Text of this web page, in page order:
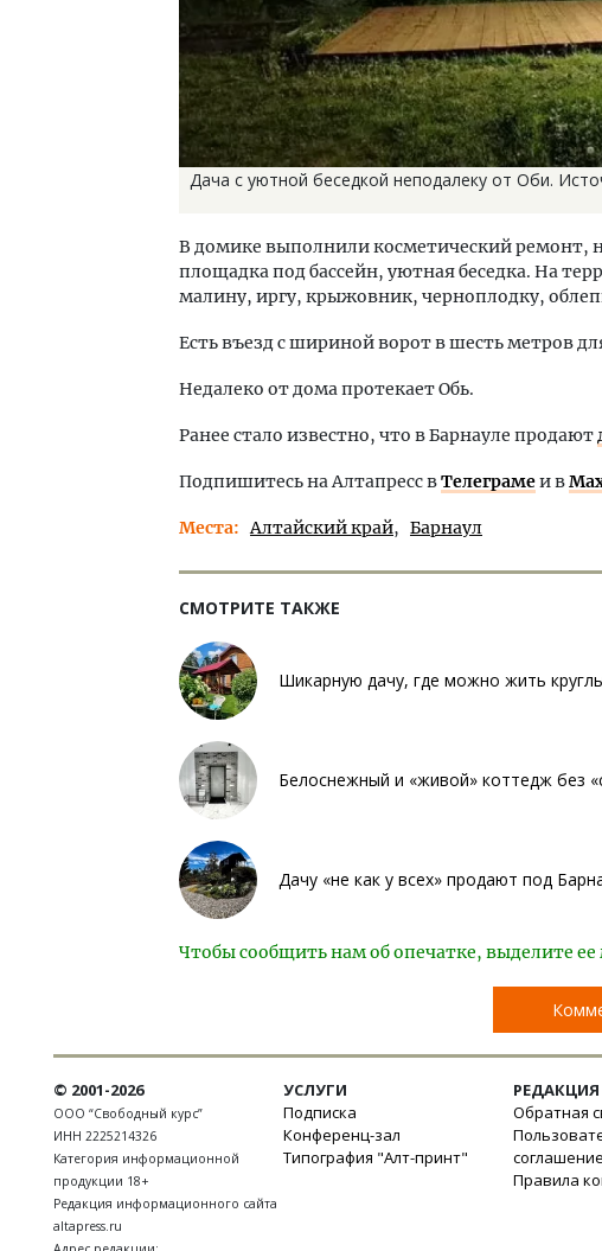
Дача с уютной беседкой неподалеку от Оби.
В домике выполнили косметический ремонт,
площадка под бассейн, уютная беседка. На
малину, иргу, крыжовник, черноплодку,
Есть въезд с шириной ворот в шесть метров
Недалеко от дома протекает Обь.
Ранее стало известно, что в Барнауле продают
Подпишитесь на Алтапресс вТелеграмеи в
Места Алтайский край Барнаул
СМОТРИТЕ ТАКЖЕ
Шикарную дачу, где можно жить
Белоснежный и «живой» коттедж без
Дачу «не как у всех» продают под
Чтобы сообщить нам об опечатке, выделите
© 2001-2026
ООО “Свободный курс”
ИНН 2225214326
Категория информационной
продукции 18+
Редакция информационного сайта
altapress.ru
УСЛУГИ
Подписка
Конференц-зал
Типография "Алт-принт"
РЕДАКЦИЯ
Обратная
соглашение
Правила